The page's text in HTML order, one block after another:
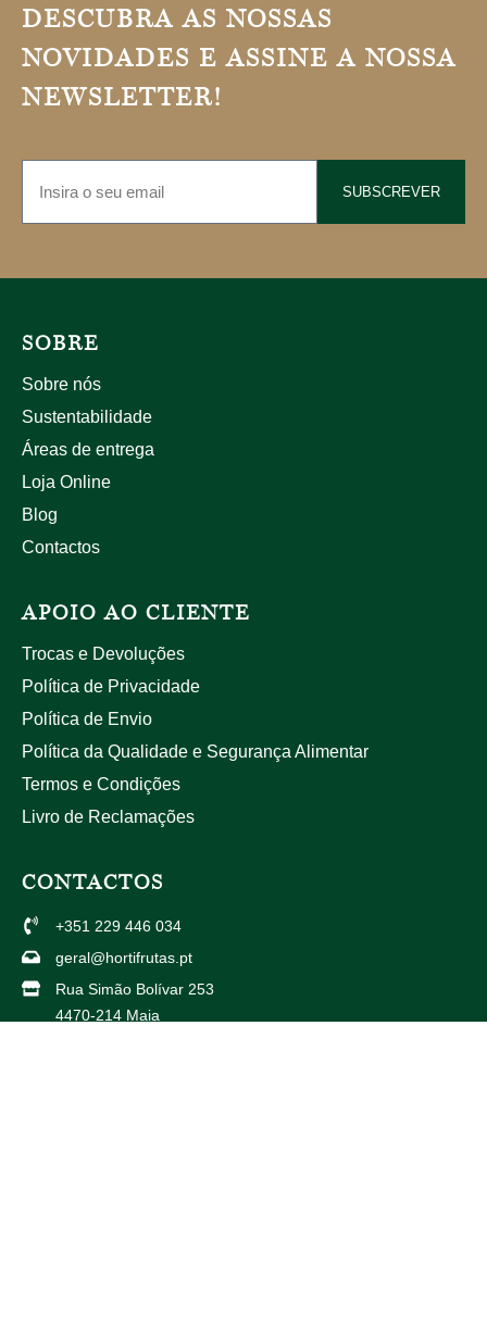
DESCUBRA AS NOSSAS
NOVIDADES E ASSINE A NOSSA
NEWSLETTER!
SUBSCREVER
SOBRE
Sobre nós
Sustentabilidade
Áreas de entrega
Loja Online
Blog
Contactos
APOIO AO CLIENTE
Trocas e Devoluções
Política de Privacidade
Política de Envio
Política da Qualidade e Segurança Alimentar
Termos e Condições
Livro de Reclamações
CONTACTOS
+351 229 446 034
geral@hortifrutas.pt
Rua Simão Bolívar 253
4470-214 Maia